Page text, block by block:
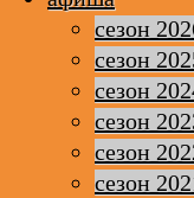
сезон
сезон
сезон
сезон
сезон
сезон